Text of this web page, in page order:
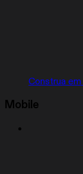
Construa em
Mobile